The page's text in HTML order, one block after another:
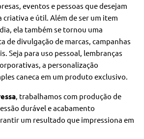
eventos e pessoas que desejam
e útil. Além de ser um item
ela também se tornou uma
de divulgação de marcas, campanhas
Seja para uso pessoal, lembranças
a personalização
caneca em um produto exclusivo.
, trabalhamos com produção de
durável e acabamento
um resultado que impressiona em